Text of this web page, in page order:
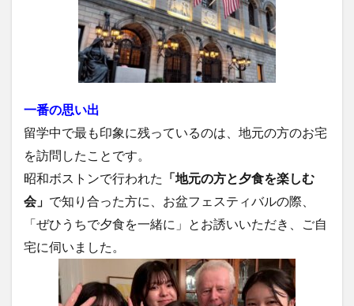
一番の思い出
留学中で最も印象に残っているのは、地元の方のお宅
を訪問したことです。
昭和ボストンで行われた
「地元の方と夕食を楽しむ
会」 で知り合った方に、お盆フェスティバルの際、
「ぜひうちで夕食を一緒に」とお誘いいただき、ご自
宅に伺いました。